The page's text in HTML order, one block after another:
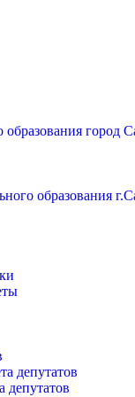
город
образования
депутатов
депутатов